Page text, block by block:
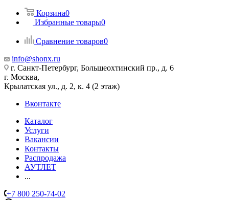
Корзина0
Избранные товары0
Сравнение товаров0
info@shonx.ru
г. Санкт-Петербург, Большеохтинский пр., д. 6
г. Москва,
Крылатская ул., д. 2, к. 4 (2 этаж)
Вконтакте
Каталог
Услуги
Вакансии
Контакты
Распродажа
АУТЛЕТ
...
+7 800 250-74-02